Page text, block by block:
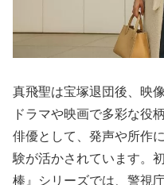
真飛聖は宝塚退団後、映
ドラマや映画で多彩な役
俳優として、発声や所作
験が活かされています。
棒』シリーズでは、警視